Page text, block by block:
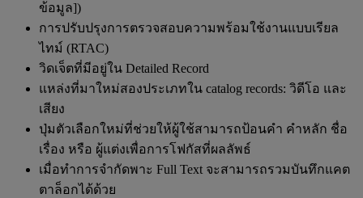
ข้อมูล])
การปรับปรุงการตรวจสอบความพร้อมใช้งานแบบเรียล
ไทม์ (RTAC)
วิดเจ็ตที่มีอยู่ใน Detailed Record
แหล่งที่มาใหม่สองประเภทใน catalog records: วิดีโอ และ
เสียง
ปุ่มตัวเลือกใหม่ที่ช่วยให้ผู้ใช้สามารถป้อนคำ คำหลัก ชื่อ
เรื่อง หรือ ผู้แต่งเพื่อการโฟกัสที่ผลลัพธ์
เมื่อทำการจำกัดพาะ Full Text จะสามารถรวมบันทึกแคต
ตาล็อกได้ด้วย